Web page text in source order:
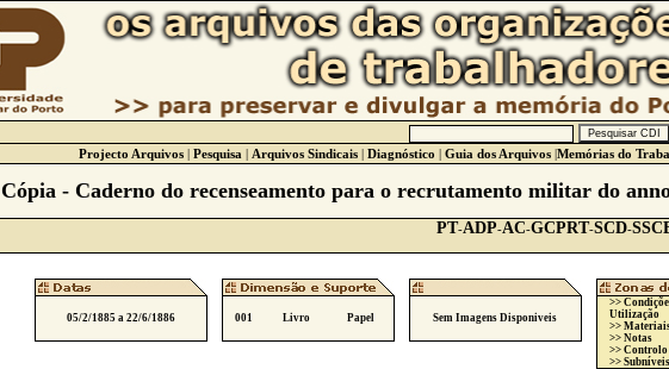
Projecto Arquivos| Pesquisa | Arquivos Sindicais| Diagnóstico | Guia dos Arquivos|Memórias do
Cópia - Caderno do recenseamento para o recrutamento militar do
PT-ADP-AC-GCPRT-SCD-
05/2/1885 a 22/6/1886 001 Livro Papel Sem Imagens Disponiveis
>>
Utilização
>>
>> Notas
>> Controlo
>>